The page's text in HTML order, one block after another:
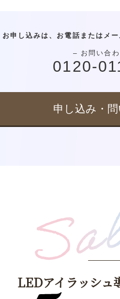
お申し込みは、お電話または メ
– お問い合
0120-
申し込み・
LEDアイラッシュ